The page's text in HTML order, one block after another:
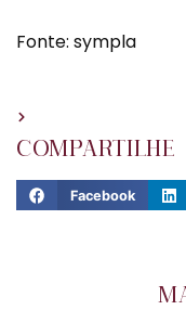
Fonte: sympla
COMPARTILHE
Facebook